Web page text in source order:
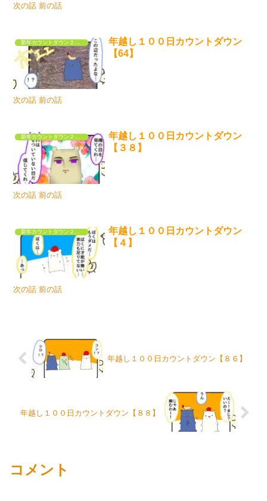
次の話 前の話
年越し１００日カウントダウン
【64】
次の話 前の話
新年カウントダウン２０２５
年越し１００日カウントダウン
【３８】
次の話 前の話
年越し１００日カウントダウン
【４】
次の話 前の話
年越し１００日カウントダウン【８６】
年越し１００日カウントダウン【８８】
コメント